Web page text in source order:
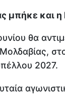
μπήκε και
θα
2027.